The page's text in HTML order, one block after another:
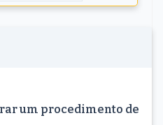
um procedimento de